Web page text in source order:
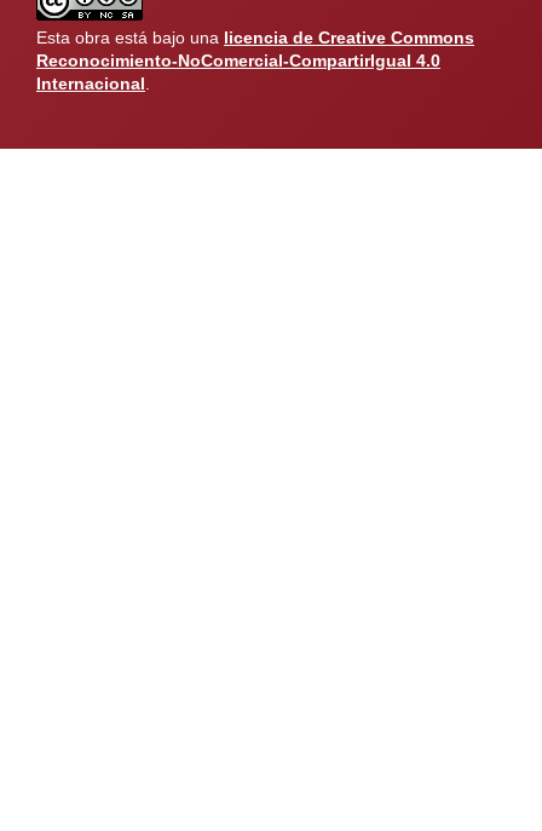
Esta obra está bajo una licencia de Creative Commons
Reconocimiento-NoComercial-CompartirIgual 4.0
Internacional.